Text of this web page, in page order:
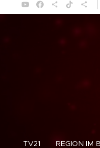
TV21 REGION IM